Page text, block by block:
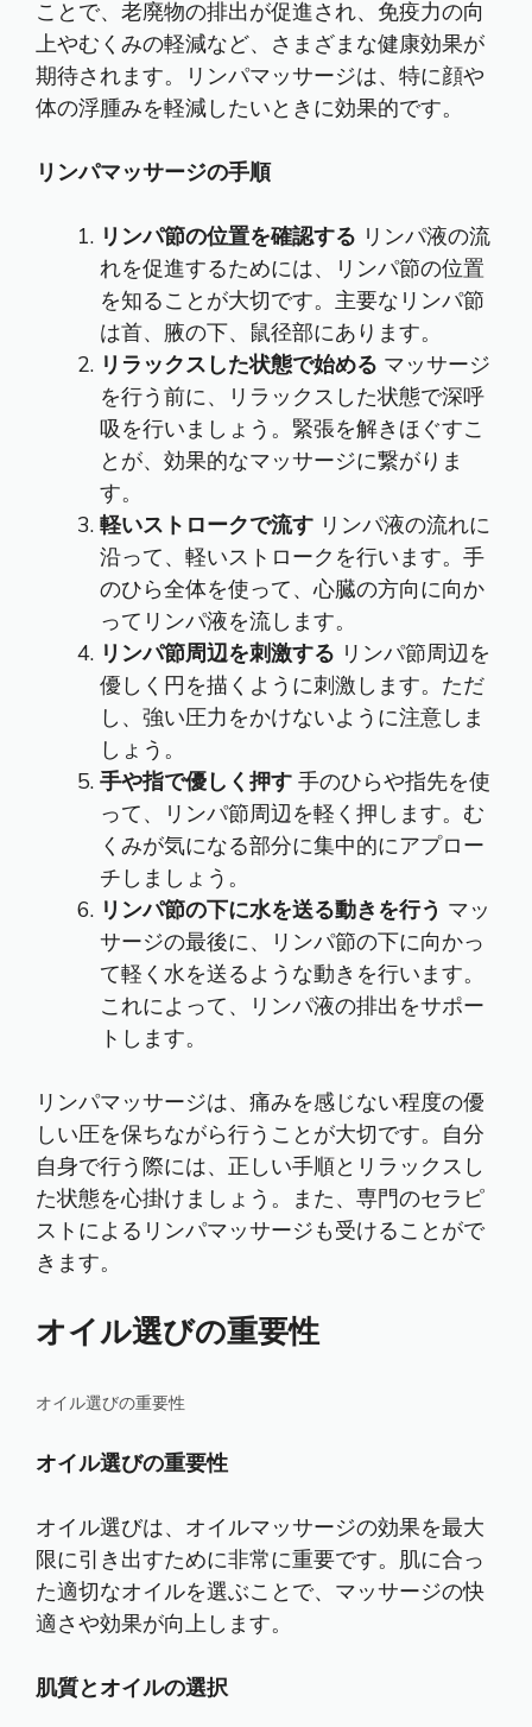
ことで、老廃物の排出が促進され、免疫力の向
上やむくみの軽減など、さまざまな健康効果が
期待されます。リンパマッサージは、特に顔や
体の浮腫みを軽減したいときに効果的です。
リンパマッサージの手順
リンパ節の位置を確認する リンパ液の流
れを促進するためには、リンパ節の位置
を知ることが大切です。主要なリンパ節
は首、腋の下、鼠径部にあります。
リラックスした状態で始める マッサージ
を行う前に、リラックスした状態で深呼
吸を行いましょう。緊張を解きほぐすこ
とが、効果的なマッサージに繋がりま
す。
軽いストロークで流す リンパ液の流れに
沿って、軽いストロークを行います。手
のひら全体を使って、心臓の方向に向か
ってリンパ液を流します。
リンパ節周辺を刺激する リンパ節周辺を
優しく円を描くように刺激します。ただ
し、強い圧力をかけないように注意しま
しょう。
手や指で優しく押す 手のひらや指先を使
って、リンパ節周辺を軽く押します。む
くみが気になる部分に集中的にアプロー
チしましょう。
リンパ節の下に水を送る動きを行う マッ
サージの最後に、リンパ節の下に向かっ
て軽く水を送るような動きを行います。
これによって、リンパ液の排出をサポー
トします。
リンパマッサージは、痛みを感じない程度の優
しい圧を保ちながら行うことが大切です。自分
自身で行う際には、正しい手順とリラックスし
た状態を心掛けましょう。また、専門のセラピ
ストによるリンパマッサージも受けることがで
きます。
オイル選びの重要性
オイル選びの重要性
オイル選びの重要性
オイル選びは、オイルマッサージの効果を最大
限に引き出すために非常に重要です。肌に合っ
た適切なオイルを選ぶことで、マッサージの快
適さや効果が向上します。
肌質とオイルの選択